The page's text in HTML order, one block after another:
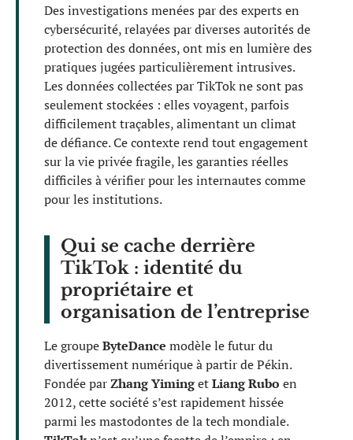
Des investigations menées par des experts en
cybersécurité, relayées par diverses autorités de
protection des données, ont mis en lumière des
pratiques jugées particulièrement intrusives.
Les données collectées par TikTok ne sont pas
seulement stockées : elles voyagent, parfois
difficilement traçables, alimentant un climat
de défiance. Ce contexte rend tout engagement
sur la vie privée fragile, les garanties réelles
difficiles à vérifier pour les internautes comme
pour les institutions.
Qui se cache derrière
TikTok : identité du
propriétaire et
organisation de l’entreprise
Le groupeByteDance modèle le futur du
divertissement numérique à partir de Pékin.
Fondée parZhang YimingetLiang Rubo en
2012, cette société s’est rapidement hissée
parmi les mastodontes de la tech mondiale.